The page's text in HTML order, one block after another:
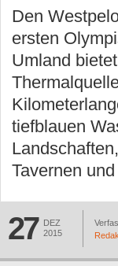
Den
ersten
Umland
tiefblauen
Tavernen
27
DEZ
2015